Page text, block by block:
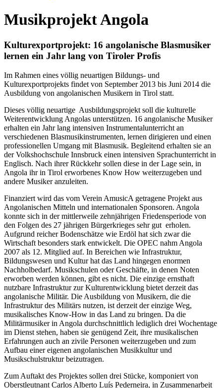
Musikprojekt Angola
Kulturexportprojekt: 16 angolanische Blasmusiker
lernen ein Jahr lang von Tiroler Profis
Im Rahmen eines völlig neuartigen Bildungs- und
Kulturexportprojekts findet von September 2013 bis Juni 2014 die
Ausbildung von angolanischen Musikern in Tirol statt.
Dieses völlig neuartige Ausbildungsprojekt soll die kulturelle
Weiterentwicklung Angolas unterstützen. 16 angolanische Musiker
erhalten ein Jahr lang intensiven Instrumentalunterricht an
verschiedenen Blasmusikinstrumenten, lernen dirigieren und einen
professionellen Umgang mit Blasmusik. Begleitend erhalten sie an
der Volkshochschule Innsbruck einen intensiven Sprachunterricht in
Englisch. Nach ihrer Rückkehr sollen diese in der Lage sein, in
Angola ihr in Tirol erworbenes Know How weiterzugeben und
andere Musiker anzuleiten.
Finanziert wird das vom Verein AmusicA getragene Projekt aus
Angolanischen Mitteln und internationalen Sponsoren. Angola
konnte sich in der mittlerweile zehnjährigen Friedensperiode von
den Folgen des 27 jährigen Bürgerkrieges sehr gut erholen.
Aufgrund reicher Bodenschätze wie Erdöl hat sich zwar die
Wirtschaft besonders stark entwickelt. Die OPEC nahm Angola
2007 als 12. Mitglied auf. In Bereichen wie Infrastruktur,
Bildungswesen und Kultur hat das Land hingegen enormen
Nachholbedarf. Musikschulen oder Geschäfte, in denen Noten
erworben werden können, gibt es nicht. Die einzige ernsthaft
nutzbare Infrastruktur zur Kulturentwicklung bietet derzeit das
angolanische Militär. Die Ausbildung von Musikern, die die
Infrastruktur des Militärs nutzen, ist derzeit der einzige Weg,
musikalisches Know-How in das Land zu bringen. Da die
Militärmusiker in Angola durchschnittlich lediglich drei Wochentage
im Dienst stehen, haben sie genügend Zeit, ihre musikalischen
Erfahrungen auch an zivile Personen weiterzugeben und zum
Aufbau einer eigenen angolanischen Musikkultur und
Musikschulstruktur beizutragen.
Zum Auftakt des Projektes sollen drei Stücke, komponiert von
Oberstleutnant Carlos Alberto Luís Pederneira, in Zusammenarbeit